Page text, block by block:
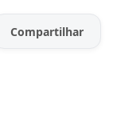
Compartilhar